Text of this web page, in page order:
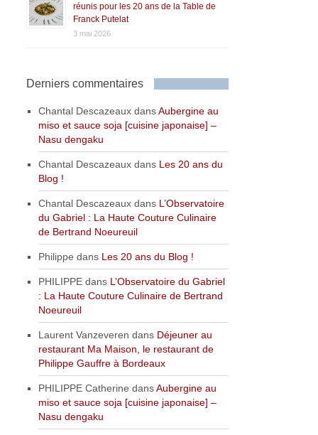
réunis pour les 20 ans de la Table de
Franck Putelat
3 mai 2026
Derniers commentaires
Chantal Descazeaux dansAubergine au
miso et sauce soja [cuisine japonaise] –
Nasu dengaku
Chantal Descazeaux dans Les 20 ans du
Blog !
Chantal Descazeaux dans L’Observatoire
du Gabriel : La Haute Couture Culinaire
de Bertrand Noeureuil
Philippe dans Les 20 ans du Blog !
PHILIPPE dans L’Observatoire du Gabriel
: La Haute Couture Culinaire de Bertrand
Noeureuil
Laurent Vanzeveren dans Déjeuner au
restaurant Ma Maison, le restaurant de
Philippe Gauffre à Bordeaux
PHILIPPE Catherine dansAubergine au
miso et sauce soja [cuisine japonaise] –
Nasu dengaku